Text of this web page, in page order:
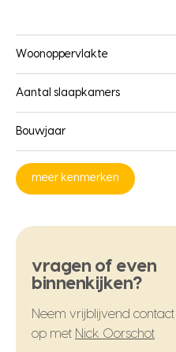
Woonoppervlakte
Aantal slaapkamers
Bouwjaar
meer kenmerken
vragen of even
binnenkijken?
Neem vrijblijvend contact
op met Nick Oorschot